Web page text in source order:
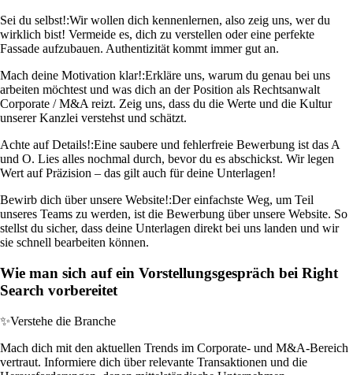
Sei du selbst!:Wir wollen dich kennenlernen, also zeig uns, wer du
wirklich bist! Vermeide es, dich zu verstellen oder eine perfekte
Fassade aufzubauen. Authentizität kommt immer gut an.
Mach deine Motivation klar!:Erkläre uns, warum du genau bei uns
arbeiten möchtest und was dich an der Position als Rechtsanwalt
Corporate / M&A reizt. Zeig uns, dass du die Werte und die Kultur
unserer Kanzlei verstehst und schätzt.
Achte auf Details!:Eine saubere und fehlerfreie Bewerbung ist das A
und O. Lies alles nochmal durch, bevor du es abschickst. Wir legen
Wert auf Präzision – das gilt auch für deine Unterlagen!
Bewirb dich über unsere Website!:Der einfachste Weg, um Teil
unseres Teams zu werden, ist die Bewerbung über unsere Website. So
stellst du sicher, dass deine Unterlagen direkt bei uns landen und wir
sie schnell bearbeiten können.
Wie man sich auf ein Vorstellungsgespräch bei Right
Search vorbereitet
✨Verstehe die Branche
Mach dich mit den aktuellen Trends im Corporate- und M&A-Bereich
vertraut. Informiere dich über relevante Transaktionen und die